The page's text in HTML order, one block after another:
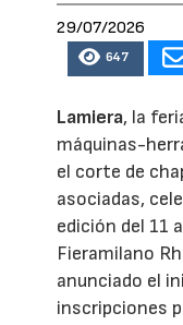
29/07/2026
647
Lamiera, la
máquinas-
el corte de
asociadas,
edición del 11
Fieramilano
anunciado el
inscripciones